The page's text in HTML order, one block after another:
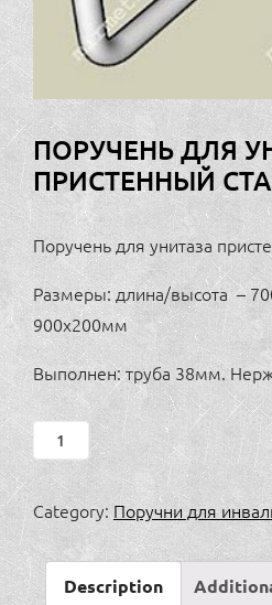
ПОРУЧЕНЬ ДЛЯ
ПРИСТЕННЫЙ
Поручень для унитаза
Размеры: длина/высота –
900х200мм
Выполнен: труба 38мм.
Поручень
для
унитаза
пристенный
стационарный
quantity
Category: Поручни для
Description